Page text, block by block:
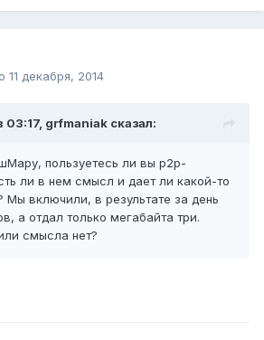
11 декабря, 2014
grfmaniak сказал:
пользуетесь ли вы p2p-
ли в нем смысл и дает ли какой-то
Мы включили, в результате за день
а отдал только мегабайта три.
смысла нет?